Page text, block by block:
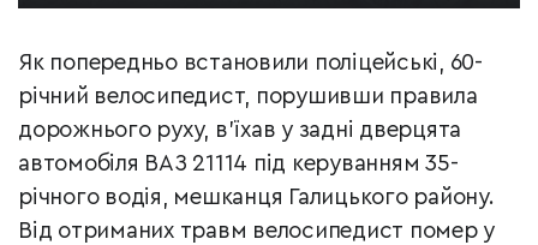
Як попередньо встановили поліцейські, 60-
річний велосипедист, порушивши правила
дорожнього руху, в’їхав у задні дверцята
автомобіля ВАЗ 21114 під керуванням 35-
річного водія, мешканця Галицького району.
Від отриманих травм велосипедист помер у